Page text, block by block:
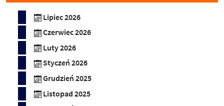
Lipiec 2026
Czerwiec 2026
Luty 2026
Styczeń 2026
Grudzień 2025
Listopad 2025